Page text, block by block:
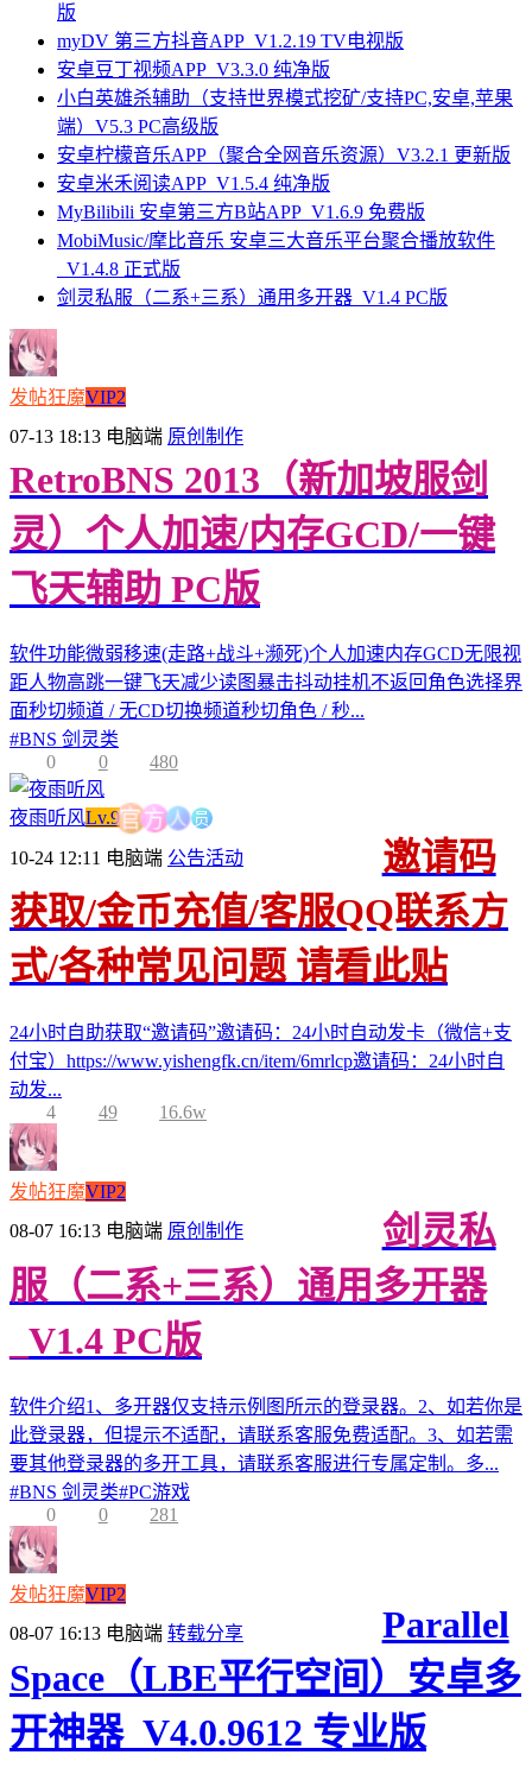
版
myDV 第三方抖音APP_V1.2.19 TV电视版
安卓豆丁视频APP_V3.3.0 纯净版
小白英雄杀辅助（支持世界模式挖矿/支持PC,安卓,苹果
端）V5.3 PC高级版
安卓柠檬音乐APP（聚合全网音乐资源）V3.2.1 更新版
安卓米禾阅读APP_V1.5.4 纯净版
MyBilibili 安卓第三方B站APP_V1.6.9 免费版
MobiMusic/摩比音乐 安卓三大音乐平台聚合播放软件
_V1.4.8 正式版
剑灵私服（二系+三系）通用多开器_V1.4 PC版
发帖狂魔VIP2
07-13 18:13 电脑端 原创制作
RetroBNS 2013（新加坡服剑
灵）个人加速/内存GCD/一键
飞天辅助 PC版
软件功能微弱移速(走路+战斗+濒死)个人加速内存GCD无限视
距人物高跳一键飞天减少读图暴击抖动挂机不返回角色选择界
面秒切频道 / 无CD切换频道秒切角色 / 秒...
#BNS 剑灵类
0
0 480
夜雨听风Lv.9官 方人员
10-24 12:11 电脑端 公告活动
邀请码
获取/金币充值/客服QQ联系方
式/各种常见问题 请看此贴
24小时自助获取“邀请码”邀请码：24小时自动发卡（微信+支
付宝）https://www.yishengfk.cn/item/6mrlcp邀请码：24小时自
动发...
4
49 16.6w
发帖狂魔VIP2
08-07 16:13 电脑端 原创制作
剑灵私
服（二系+三系）通用多开器
_V1.4 PC版
软件介绍1、多开器仅支持示例图所示的登录器。2、如若你是
此登录器，但提示不适配，请联系客服免费适配。3、如若需
要其他登录器的多开工具，请联系客服进行专属定制。多...
#BNS 剑灵类#PC游戏
0
0 281
发帖狂魔VIP2
08-07 16:13 电脑端 转载分享
Parallel
Space（LBE平行空间）安卓多
开神器_V4.0.9612 专业版